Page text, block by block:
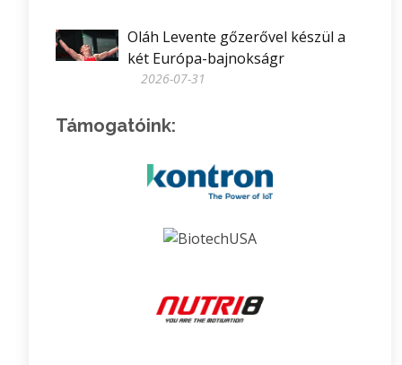
Oláh Levente gőzerővel készül a
két Európa-bajnokságr
2026-07-31
Támogatóink: